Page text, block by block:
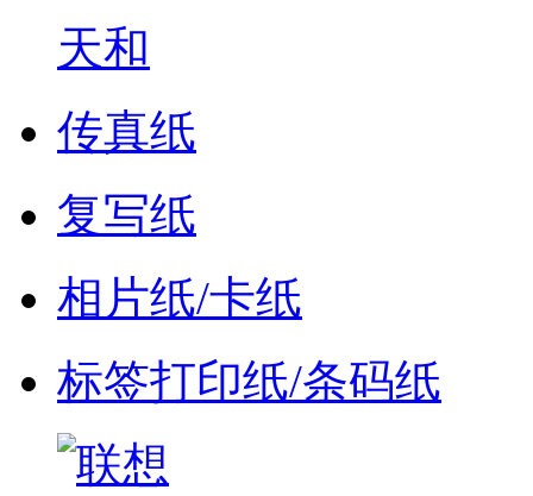
天和
传真纸
复写纸
相片纸/卡纸
标签打印纸/条码纸